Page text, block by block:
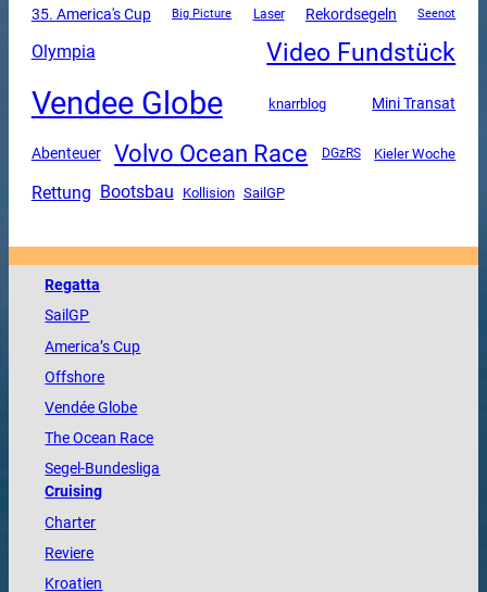
35. America's Cup Big Picture Laser Rekordsegeln Seenot
Olympia Video Fundstück
Vendee Globe knarrblog Mini Transat
Abenteuer Volvo Ocean Race DGzRS Kieler Woche
Rettung Bootsbau Kollision SailGP
Regatta
SailGP
America’s Cup
Offshore
VendéeGlobe
TheOcean Race
Segel-Bundesliga
Cruising
Charter
Reviere
Kroatien